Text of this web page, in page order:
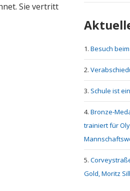
Sie vertritt
Besuch
Schule ist
Bronze-
trainiert für
Gold, Moritz